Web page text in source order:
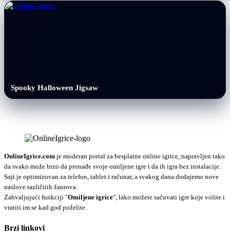
Spooky Halloween Jigsaw
OnlineIgrice.com je moderan portal za besplatne online igrice, napravljen tako
da svako može brzo da pronađe svoje omiljene igre i da ih igra bez instalacije.
Sajt je optimizovan za telefon, tablet i računar, a svakog dana dodajemo nove
naslove različitih žanrova.
Zahvaljujući funkciji "Omiljene igrice", lako možete sačuvati igre koje volite i
vratiti im se kad god poželite.
Brzi linkovi